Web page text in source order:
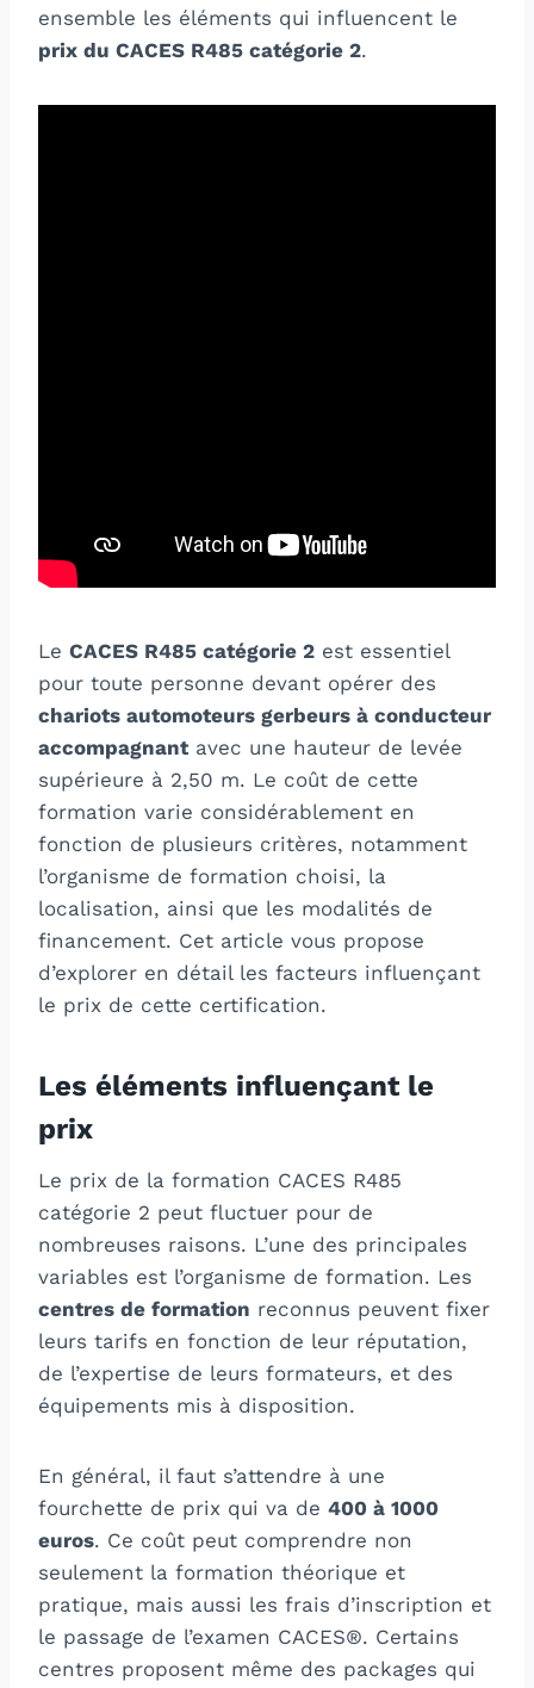
ensemble les éléments qui influencent le
prix du CACES R485 catégorie 2.
Le CACES R485 catégorie 2 est essentiel
pour toute personne devant opérer des
chariots automoteurs gerbeurs à conducteur
accompagnantavec une hauteur de levée
supérieure à 2,50 m. Le coût de cette
formation varie considérablement en
fonction de plusieurs critères, notamment
l’organisme de formation choisi, la
localisation, ainsi que les modalités de
financement. Cet article vous propose
d’explorer en détail les facteurs influençant
le prix de cette certification.
Les éléments influençant le
prix
Le prix de la formation CACES R485
catégorie 2 peut fluctuer pour de
nombreuses raisons. L’une des principales
variables est l’organisme de formation. Les
centres de formation reconnus peuvent fixer
leurs tarifs en fonction de leur réputation,
de l’expertise de leurs formateurs, et des
équipements mis à disposition.
En général, il faut s’attendre à une
fourchette de prix qui va de 400 à 1000
euros. Ce coût peut comprendre non
seulement la formation théorique et
pratique, mais aussi les frais d’inscription et
le passage de l’examen CACES®. Certains
centres proposent même des packages qui